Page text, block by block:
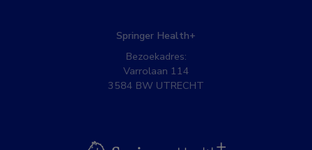
Springer Health+
Bezoekadres:
Varrolaan 114
3584 BW UTRECHT